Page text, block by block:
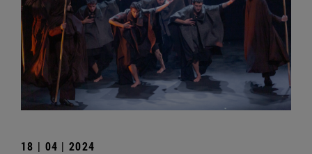
18 | 04 | 2024